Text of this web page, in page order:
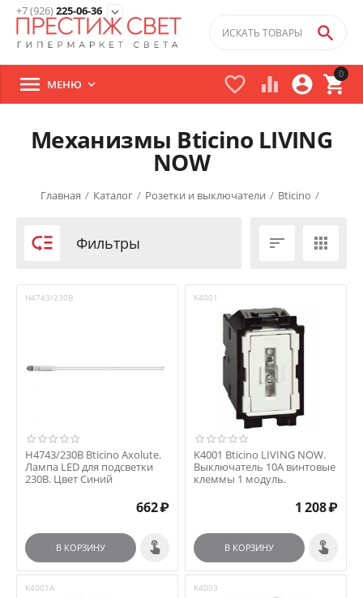
+7 (926)225-06-36 expand_more
0


 

 МЕНЮ 
Механизмы Bticino LIVING
NOW
Главная / Каталог / Розетки и выключатели / Bticino /
 Фильтры  
H4743/230B
H4743/230B Bticino Axolute.
Лампа LED для подсветки
230В. Цвет Синий
662₽
В КОРЗИНУ
K4001
K4001 Bticino LIVING NOW.
Выключатель 10А винтовые
клеммы 1 модуль.
1 208₽
В КОРЗИНУ
K4001A K4003